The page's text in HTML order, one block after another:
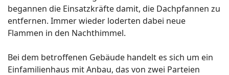
begannen die Einsatzkräfte damit, die Dachpfannen zu
entfernen. Immer wieder loderten dabei neue
Flammen in den Nachthimmel.
Bei dem betroffenen Gebäude handelt es sich um ein
Einfamilienhaus mit Anbau, das von zwei Parteien